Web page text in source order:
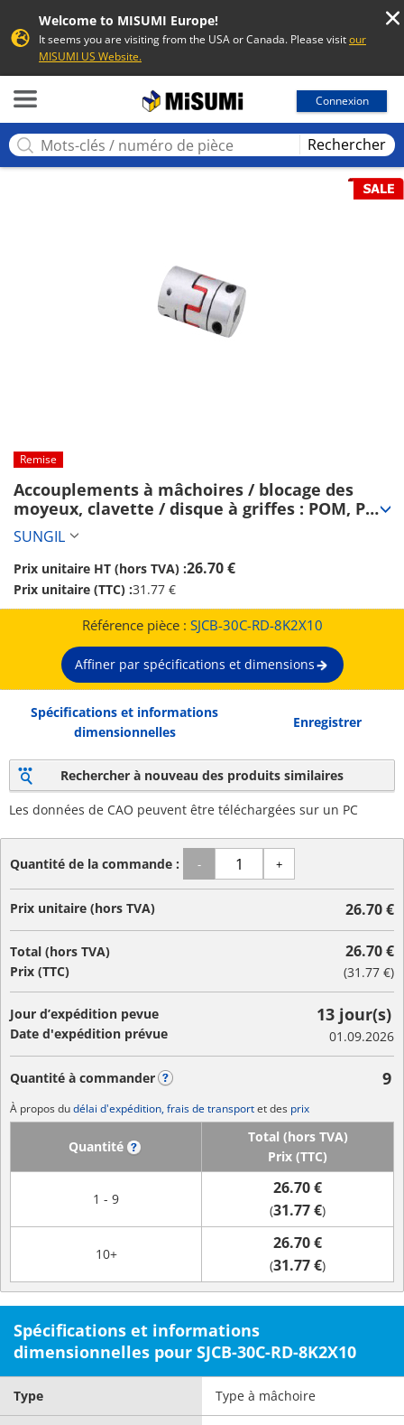
Welcome to MISUMI Europe!
It seems you are visiting from the USA or Canada. Please visitour
MISUMI US Website.
Connexion
Rechercher
Remise
Accouplements à mâchoires / blocage des
moyeux, clavette / disque à griffes : POM, PU,
polyester élastomère / corps : aluminium /
SJC / SUNGIL (SJCB-30C-RD-8K2X10)
SUNGIL
Prix unitaire HT (hors TVA) :26.70 €
Prix unitaire (TTC) :31.77 €
Référence pièce : SJCB-30C-RD-8K2X10
Affiner par spécifications et dimensions
Spécifications et informations
dimensionnelles
Enregistrer
Rechercher à nouveau des produits similaires
Les données de CAO peuvent être téléchargées sur un PC
Quantité de la commande : - +
Prix unitaire (hors TVA) 26.70 €
Total (hors TVA)
Prix (TTC)
26.70 €
(31.77 €)
Jour d’expédition pevue
Date d'expédition prévue
13 jour(s)
01.09.2026
Quantité à commander 9
À propos dudélai d'expédition, frais de transportet des prix
Quantité
Total (hors TVA)
Prix (TTC)
1 - 9
26.70 €
(31.77 €)
10+
26.70 €
(31.77 €)
Spécifications et informations
dimensionnelles pour SJCB-30C-RD-8K2X10
Type Type à mâchoire